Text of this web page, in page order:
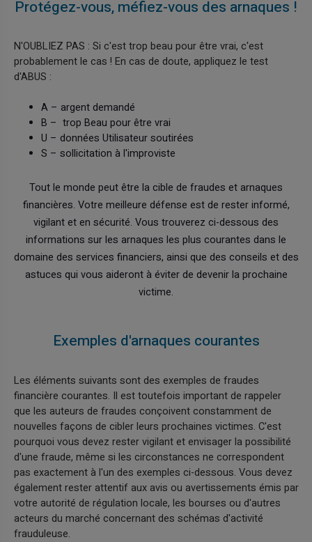
Protégez-vous, méfiez-vous des arnaques !
N'OUBLIEZ PAS : Si c'est trop beau pour être vrai, c'est
probablement le cas ! En cas de doute, appliquez le test
d'ABUS :
A – argent demandé
B – trop Beau pour être vrai
U – données Utilisateur soutirées
S – sollicitation à l'improviste
Tout le monde peut être la cible de fraudes et arnaques
financières. Votre meilleure défense est de rester informé,
vigilant et en sécurité. Vous trouverez ci-dessous des
informations sur les arnaques les plus courantes dans le
domaine des services financiers, ainsi que des conseils et des
astuces qui vous aideront à éviter de devenir la prochaine
victime.
Exemples d'arnaques courantes
Les éléments suivants sont des exemples de fraudes
financière courantes. Il est toutefois important de rappeler
que les auteurs de fraudes conçoivent constamment de
nouvelles façons de cibler leurs prochaines victimes. C'est
pourquoi vous devez rester vigilant et envisager la possibilité
d'une fraude, même si les circonstances ne correspondent
pas exactement à l'un des exemples ci-dessous. Vous devez
également rester attentif aux avis ou avertissements émis par
votre autorité de régulation locale, les bourses ou d'autres
acteurs du marché concernant des schémas d'activité
frauduleuse.